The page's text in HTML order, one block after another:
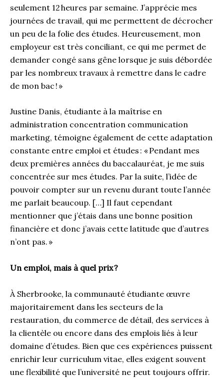
seulement 12 heures par semaine. J’apprécie mes
journées de travail, qui me permettent de décrocher
un peu de la folie des études. Heureusement, mon
employeur est très conciliant, ce qui me permet de
demander congé sans gêne lorsque je suis débordée
par les nombreux travaux à remettre dans le cadre
de mon bac ! »
Justine Danis, étudiante à la maîtrise en
administration concentration communication
marketing, témoigne également de cette adaptation
constante entre emploi et études : « Pendant mes
deux premières années du baccalauréat, je me suis
concentrée sur mes études. Par la suite, l’idée de
pouvoir compter sur un revenu durant toute l’année
me parlait beaucoup. […] Il faut cependant
mentionner que j’étais dans une bonne position
financière et donc j’avais cette latitude que d’autres
n’ont pas. »
Un emploi, mais à quel prix ?
À Sherbrooke, la communauté étudiante œuvre
majoritairement dans les secteurs de la
restauration, du commerce de détail, des services à
la clientèle ou encore dans des emplois liés à leur
domaine d’études. Bien que ces expériences puissent
enrichir leur curriculum vitae, elles exigent souvent
une flexibilité que l’université ne peut toujours offrir.